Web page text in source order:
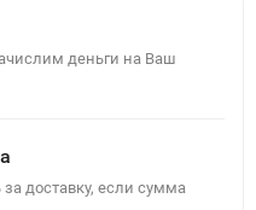
деньги на Ваш
доставку, если сумма